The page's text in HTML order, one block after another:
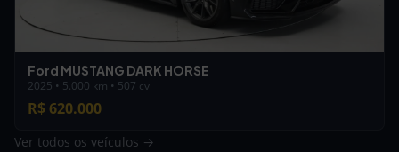
Ford MUSTANG DARK HORSE
2025 • 5.000 km • 507 cv
R$ 620.000
Ver todos os veículos →